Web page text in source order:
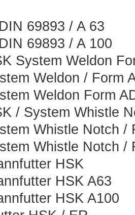
69893 / A 63
69893 / A 100
System Weldon
Weldon / Form
Weldon Form
/ System Whistle
Whistle Notch /
Whistle Notch /
HSK
HSK A63
HSK A100